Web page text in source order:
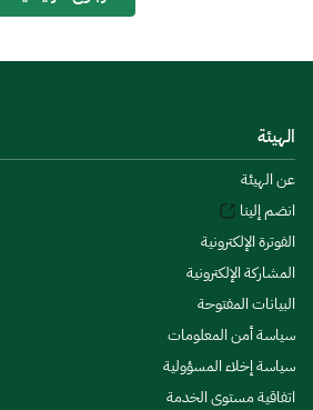
الهيئة
عن الهيئة
انضم إلينا
الفوترة الإلكترونية
المشاركة الإلكترونية
البيانات المفتوحة
سياسة أمن المعلومات
سياسة إخلاء المسؤولية
اتفاقية مستوى الخدمة